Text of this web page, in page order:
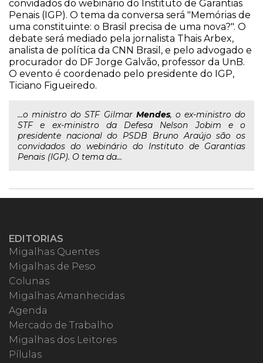
convidados do webinário do Instituto de Garantias
Penais (IGP). O tema da conversa será "Memórias de
uma constituinte: o Brasil precisa de uma nova?". O
debate será mediado pela jornalista Thais Arbex,
analista de política da CNN Brasil, e pelo advogado e
procurador do DF Jorge Galvão, professor da UnB.
O evento é coordenado pelo presidente do IGP,
Ticiano Figueiredo.
...o ministro do STF Gilmar Mendes, o ex-ministro do
STF e ex-ministro da Defesa Nelson Jobim e o
presidente nacional do PSDB Bruno Araújo são os
convidados do webinário do Instituto de Garantias
Penais (IGP). O tema da...
EDITORIAS
Migalhas Quentes
Migalhas de Peso
Colunas
Migalhas Amanhecidas
Agenda
Mercado de Trabalho
Migalhas dos Leitores
Pílulas